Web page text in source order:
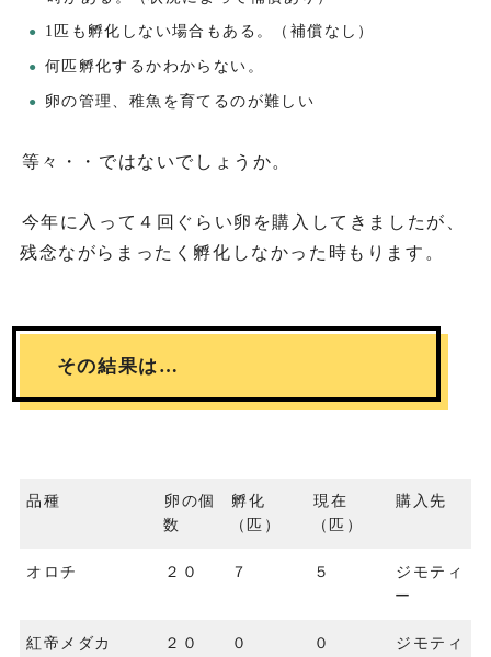
1匹も孵化しない場合もある。（補償なし）
何匹孵化するかわからない。
卵の管理、稚魚を育てるのが難しい
等々・・ではないでしょうか。
今年に入って４回ぐらい卵を購入してきましたが、
残念ながらまったく孵化しなかった時もります。
その結果は…
品種
卵の個
数
孵化
（匹）
現在
（匹）
購入先
オロチ ２０ ７ ５
ジモティ
ー
紅帝メダカ ２０ ０ ０
ジモティ